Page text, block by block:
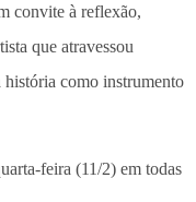
convite à reflexão,
que atravessou
história como instrumento
feira (11/2) em todas